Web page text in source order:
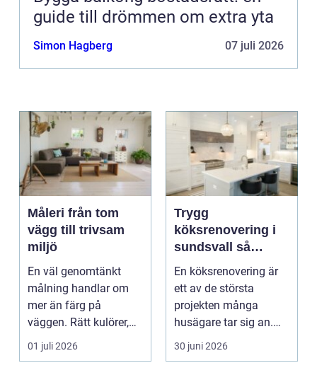
guide till drömmen om extra yta
Simon Hagberg 07 juli 2026
Måleri från tom
vägg till trivsam
miljö
En väl genomtänkt
målning handlar om
mer än färg på
väggen. Rätt kulörer,
noggrant underarbete
och e...
01 juli 2026
Trygg
köksrenovering i
sundsvall så
skapar du ett kök
som håller länge
En köksrenovering är
ett av de största
projekten många
husägare tar sig an.
Kostnaderna är ofta
höga...
30 juni 2026